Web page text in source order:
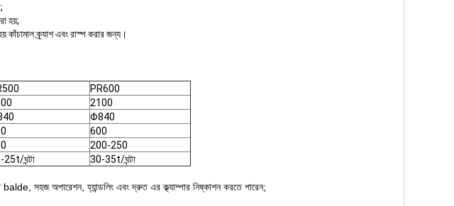
হয়;
কাঁচামাল ক্র্যাশ এবং রাস্প করার জন্য।
PR600
2100
Φ840
600
200-250
25t/ঘন্টা
30-35t/ঘন্টা
সহজ অপারেশন, হ্যান্ডলিং এবং দ্রুত এর ক্ল্যাম্পার নিষ্কাশন করতে পারেন;